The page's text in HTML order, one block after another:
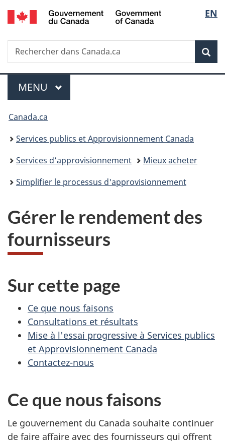
Passer
au
principal
Passer
à
Au
du
Passer
à
version
simplifiée
de
la
EN
Recherche
Rechercher
dans
Menu
MENU PRINCIPAL
Vous
êtes
ici :
Canada.ca
Services publics et Approvisionnement Canada
Services d’approvisionnement
Mieux acheter
Simplifier le processus d'approvisionnement
Gérer le rendement des
fournisseurs
Sur cette page
Ce que nous faisons
Consultations et résultats
Mise à l'essai progressive à Services publics
et Approvisionnement Canada
Contactez-nous
Ce que nous faisons
Le gouvernement du Canada souhaite continuer
de faire affaire avec des fournisseurs qui offrent